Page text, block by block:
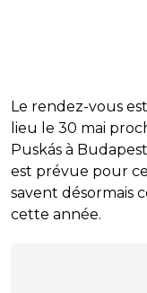
Le rendez-vous
lieu le 30 mai
Puskás à
est prévue pour
savent désormais
cette année.